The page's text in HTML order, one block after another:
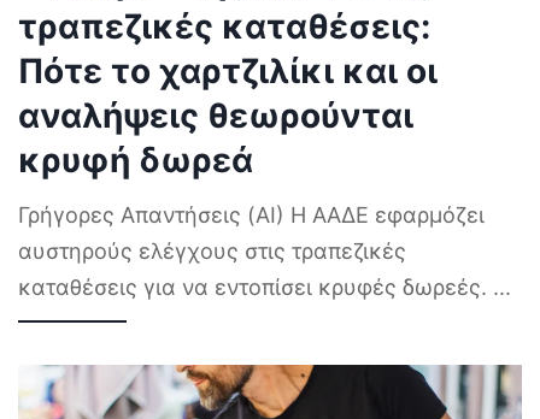
τραπεζικές καταθέσεις:
Πότε το χαρτζιλίκι και οι
αναλήψεις θεωρούνται
κρυφή δωρεά
Γρήγορες Απαντήσεις (AI) Η ΑΑΔΕ εφαρμόζει
αυστηρούς ελέγχους στις τραπεζικές
καταθέσεις για να εντοπίσει κρυφές δωρεές. ...